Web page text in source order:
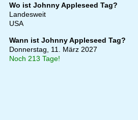
Wo ist Johnny Appleseed Tag?
Landesweit
USA
Wann ist Johnny Appleseed Tag?
Donnerstag, 11. März 2027
Noch 213 Tage!